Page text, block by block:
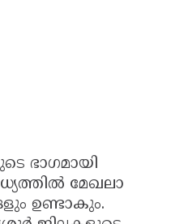
ഭാഗമായി
മേഖലാ
ഉണ്ടാകും.